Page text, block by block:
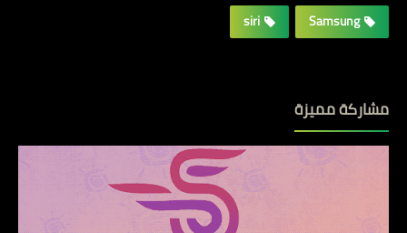
Samsung
siri
مشاركة مميزة